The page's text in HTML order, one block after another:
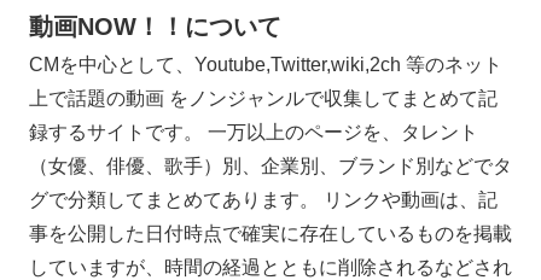
動画NOW！！について
CMを中心として、Youtube,Twitter,wiki,2ch 等のネット
上で話題の動画 をノンジャンルで収集してまとめて記
録するサイトです。 一万以上のページを、タレント
（女優、俳優、歌手）別、企業別、ブランド別などでタ
グで分類してまとめてあります。 リンクや動画は、記
事を公開した日付時点で確実に存在しているものを掲載
していますが、時間の経過とともに削除されるなどされ